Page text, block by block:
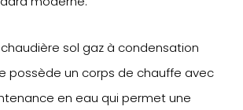
sol gaz à condensation
possède un corps de chauffe avec
en eau qui permet une